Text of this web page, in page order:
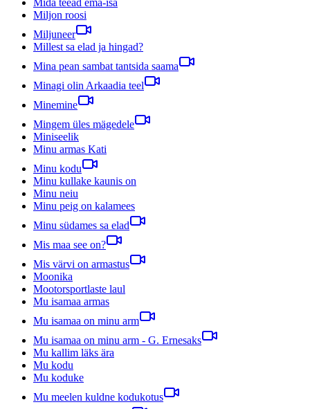
Miljon roosi
Miljuneer
Millest sa elad ja hingad?
Mina pean sambat tantsida saama
Minagi olin Arkaadia teel
Minemine
Mingem üles mägedele
Miniseelik
Minu armas Kati
Minu kodu
Minu kullake kaunis on
Minu neiu
Minu peig on kalamees
Minu südames sa elad
Mis maa see on?
Mis värvi on armastus
Moonika
Mootorsportlaste laul
Mu isamaa armas
Mu isamaa on minu arm
Mu isamaa on minu arm - G. Ernesaks
Mu kallim läks ära
Mu kodu
Mu koduke
Mu meelen kuldne kodukotus